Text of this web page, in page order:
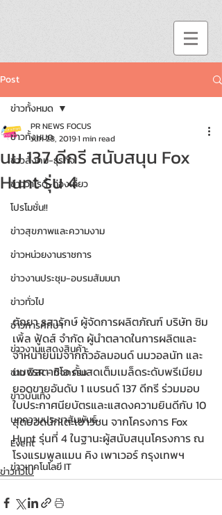
Post
ข่าวทั้งหมด
ข่าวสังคม-ธุรกิจ
ข่าววาไรตี้-ท่องเที่ยว
โปรโมชั่น!!
ข่าวสุขภาพและความงาม
ข่าวหน่วยงานราชการ
ข่าวงานประชุม-อบรมสัมมนา
ข่าวทั่วไป
ข่าวการศึกษา
ข่าวงานแสดงสินค้า
ข่าว CSR - กิจกรรม
ข่าวบันเทิง
บทความประชาสัมพันธ์
Event
ข่าวเทคโนโลยี IT
ข่าวทั้งหมด
นม 137 ดีกรี สนับสนุน Fox
Hunt รุ่น 4
PR NEWS FOCUS
Jun 28, 20191 min read
ตัถยา รสารักษ์ ผู้จัดการผลิตภัณฑ์ บริษัท ซิม
เพิ้ล ฟู้ดส์ จำกัด ผู้นำตลาดในการผลิตและ
จำหน่ายนมจากถั่วอัลมอนด์ นมวอลนัท และ
นมพิสตาชิโอ คั้นสดเต็มเมล็ดระดับพรีเมียม
ยอดขายอันดับ 1 แบรนด์ 137 ดีกรี ร่วมมอบ
ใบประกาศนียบัตรและแสดงความยินดีกับ 10
สุดยอดนักเตะเยาวชน จากโครงการ Fox
Hunt รุ่นที่ 4 ในฐานะผู้สนับสนุนโครงการ ณ
โรงแรมพูลแมน คิง เพาเวอร์ กรุงเทพฯ
ข่าวทั่วไป